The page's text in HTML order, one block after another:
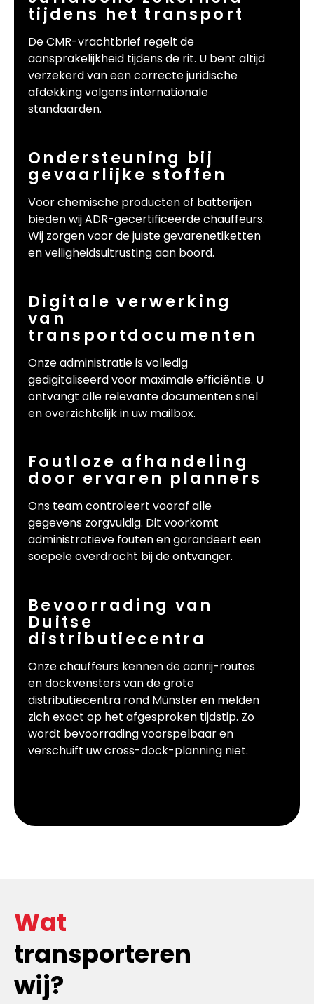
tijdens het transport
De CMR-vrachtbrief regelt de
aansprakelijkheid tijdens de rit. U bent altijd
verzekerd van een correcte juridische
afdekking volgens internationale
standaarden.
Ondersteuning bij
gevaarlijke stoffen
Voor chemische producten of batterijen
bieden wij ADR-gecertificeerde chauffeurs.
Wij zorgen voor de juiste gevarenetiketten
en veiligheidsuitrusting aan boord.
Digitale verwerking
van
transportdocumenten
Onze administratie is volledig
gedigitaliseerd voor maximale efficiëntie. U
ontvangt alle relevante documenten snel
en overzichtelijk in uw mailbox.
Foutloze afhandeling
door ervaren planners
Ons team controleert vooraf alle
gegevens zorgvuldig. Dit voorkomt
administratieve fouten en garandeert een
soepele overdracht bij de ontvanger.
Bevoorrading van
Duitse
distributiecentra
Onze chauffeurs kennen de aanrij-routes
en dockvensters van de grote
distributiecentra rond Münster en melden
zich exact op het afgesproken tijdstip. Zo
wordt bevoorrading voorspelbaar en
verschuift uw cross-dock-planning niet.
Wat
transporteren
wij?